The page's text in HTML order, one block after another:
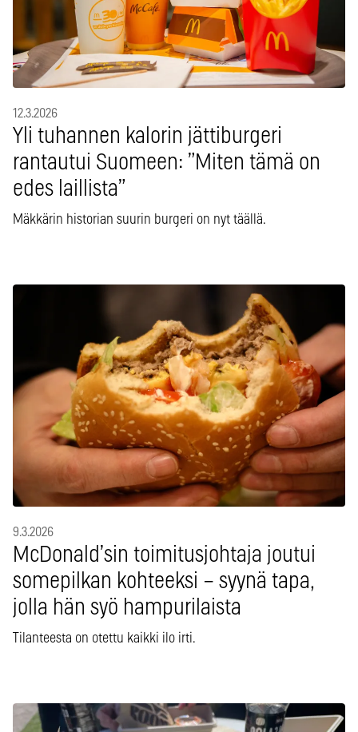
12.3.2026
Yli tuhannen kalorin jättiburgeri
rantautui Suomeen: ”Miten tämä on
edes laillista”
Mäkkärin historian suurin burgeri on nyt täällä.
9.3.2026
McDonald’sin toimitusjohtaja joutui
somepilkan kohteeksi – syynä tapa,
jolla hän syö hampurilaista
Tilanteesta on otettu kaikki ilo irti.